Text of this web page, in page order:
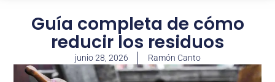
Guía completa de cómo
reducir los residuos
junio 28, 2026 Ramón Canto